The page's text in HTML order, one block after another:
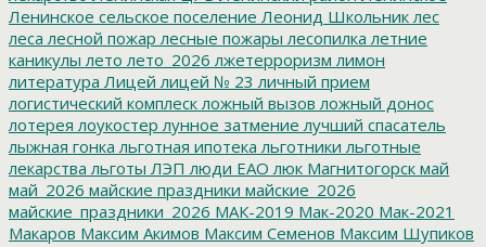
Ленинское сельское поселение Леонид Школьник лес
леса лесной пожар лесные пожары лесопилка летние
каникулы лето лето_2026 лжетерроризм лимон
литература Лицей лицей № 23 личный прием
логистический комплеск ложный вызов ложный донос
лотерея лоукостер лунное затмение лучший спасатель
лыжная гонка льготная ипотека льготники льготные
лекарства льготы ЛЭП люди ЕАО люк Магнитогорск май
май_2026 майские праздники майские_2026
майские_праздники_2026 МАК-2019 Мак-2020 Мак-2021
Макаров Максим Акимов Максим Семенов Максим Шупиков